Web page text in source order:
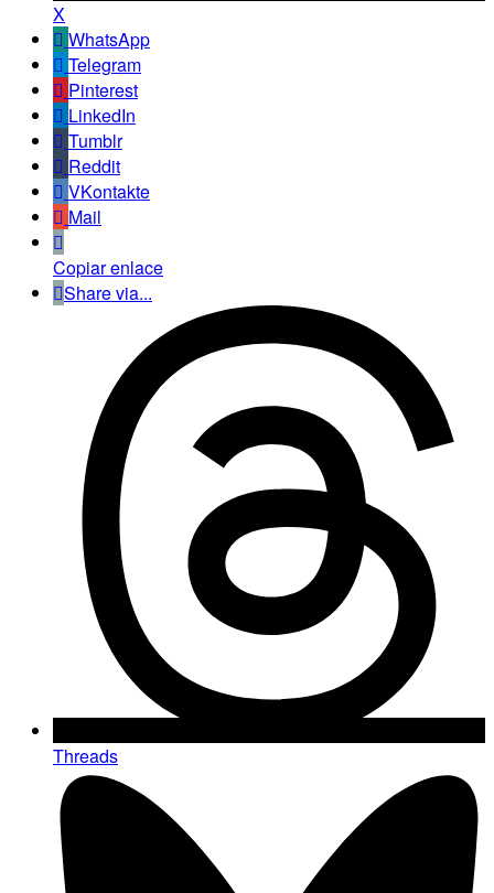
X
WhatsApp
Telegram
Pinterest
LinkedIn
Tumblr
Reddit
VKontakte
Mail
Copiar enlace
Share via...
Threads